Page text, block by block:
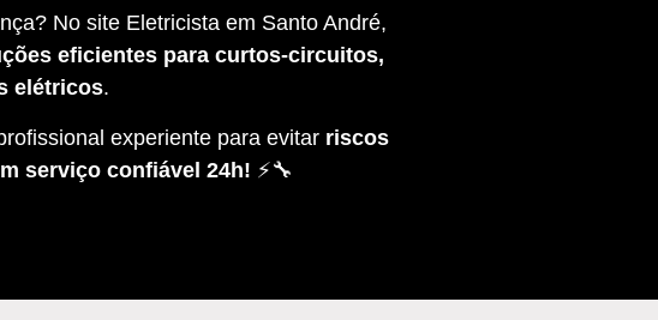
No site Eletricista em Santo André,
eficientes para curtos-circuitos,
elétricos.
experiente para evitar riscos
serviço confiável 24h! ⚡🔧